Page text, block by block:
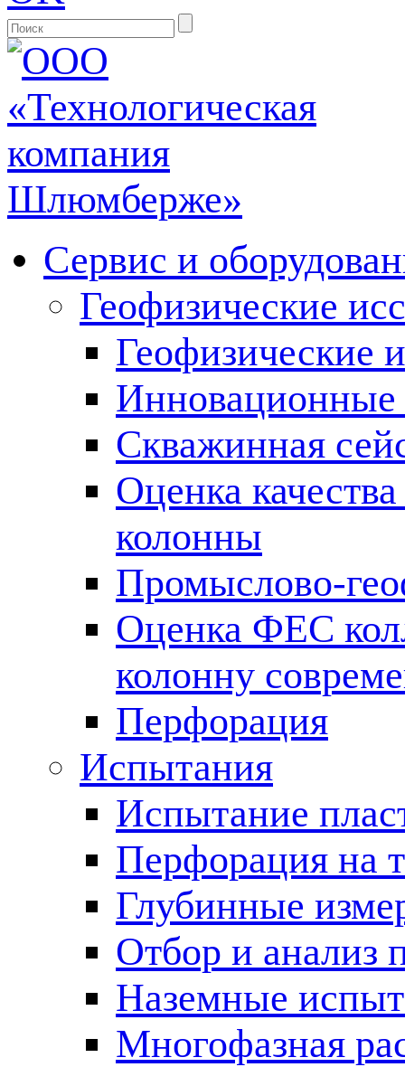
Сервис и
Геофизические
Геофизические
Инновационные
Скважинная
Оценка
колонны
Промыслово-
Оценка ФЕС
колонну
Перфорация
Испытания
Испытание
Перфорация на
Глубинные
Отбор и анализ
Наземные
Многофазная